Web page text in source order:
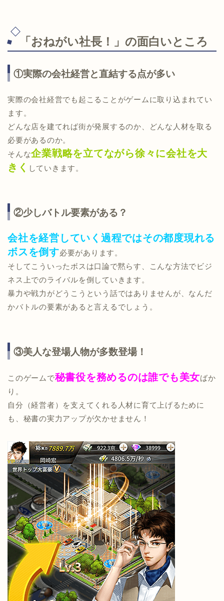
「おねがい社長！」の面白いところ
①実際の会社経営と直結する点が多い
実際の会社経営でも起こることがゲームに取り込まれてい
ます。
どんな店を建てれば街が発展するのか、どんな人材を取る
必要があるのか。
そんな企業戦略を立てながら徐々に会社を大
きく していきます。
②少しバトル要素がある？
会社を経営していく過程ではその都度現れる
ボスを倒す必要があります。
そしてこういったボスは口論で黙らす、こんな方法でビジ
ネス上でのライバルを倒していきます。
暴力や戦力がどうこうという話ではありませんが、なんだ
かバトルの要素があると言えるでしょう。
③美人な登場人物が多数登場！
このゲームで秘書役を務めるのは誰でも美女ばか
り。
自分（経営者）を支えてくれる人材に育て上げるために
も、秘書の実力アップが欠かせません！